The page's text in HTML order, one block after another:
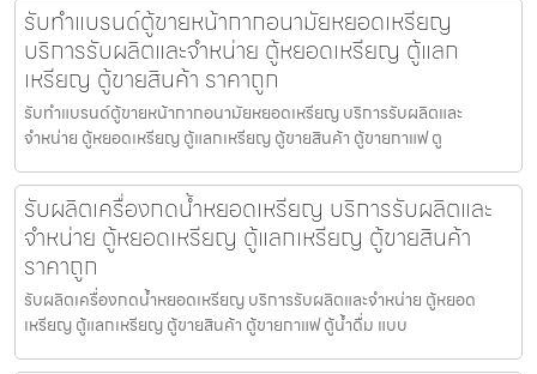
รับทำแบรนด์ตู้ขายหน้ากากอนามัยหยอดเหรียญ​​
บริการรับผลิตและจำหน่าย ตู้หยอดเหรียญ ตู้แลก
เหรียญ ตู้ขายสินค้า ราคาถูก
รับทำแบรนด์ตู้ขายหน้ากากอนามัยหยอดเหรียญ​​ บริการรับผลิตและ
จำหน่าย ตู้หยอดเหรียญ ตู้แลกเหรียญ ตู้ขายสินค้า ตู้ขายกาแฟ ตู
รับผลิตเครื่องกดน้ำ​หยอดเหรียญ บริการรับผลิตและ
จำหน่าย ตู้หยอดเหรียญ ตู้แลกเหรียญ ตู้ขายสินค้า
ราคาถูก
รับผลิตเครื่องกดน้ำ​หยอดเหรียญ บริการรับผลิตและจำหน่าย ตู้หยอด
เหรียญ ตู้แลกเหรียญ ตู้ขายสินค้า ตู้ขายกาแฟ ตู้น้ำดื่ม แบบ